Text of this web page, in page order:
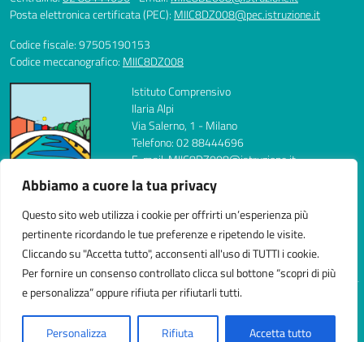
Abbiamo a cuore la tua privacy
Questo sito web utilizza i cookie per offrirti un’esperienza più
pertinente ricordando le tue preferenze e ripetendo le visite.
Cliccando su "Accetta tutto", acconsenti all'uso di TUTTI i cookie.
Per fornire un consenso controllato clicca sul bottone “scopri di più
e personalizza” oppure rifiuta per rifiutarli tutti.
Personalizza Rifiuta Accetta tutto
Posta elettronica certificata (PEC): MIIC8DZ008@pec.istruzione.it
Codice fiscale: 97505190153
Codice meccanografico: MIIC8DZ008
Istituto Comprensivo
Ilaria Alpi
Via Salerno, 1 - Milano
Telefono: 02 88444696
E-mail: MIIC8DZ008@istruzione.it
PEC: MIIC8DZ008@pec.istruzione.it
Codice Meccanografico: MIIC8DZ008
Codice Fiscale: 97505190153
FAX: 0288444704